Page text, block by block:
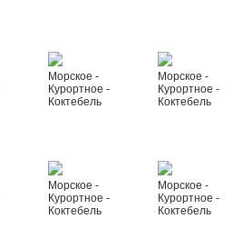
Морское -
Курортное -
Коктебель
Морское -
Курортное -
Коктебель
Морское -
Курортное -
Коктебель
Морское -
Курортное -
Коктебель